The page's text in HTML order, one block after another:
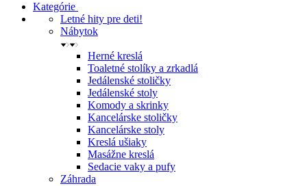
Kategórie
Letné hity pre deti!
Nábytok
Herné kreslá
Toaletné stolíky a zrkadlá
Jedálenské stoličky
Jedálenské stoly
Komody a skrinky
Kancelárske stoličky
Kancelárske stoly
Kreslá ušiaky
Masážne kreslá
Sedacie vaky a pufy
Záhrada